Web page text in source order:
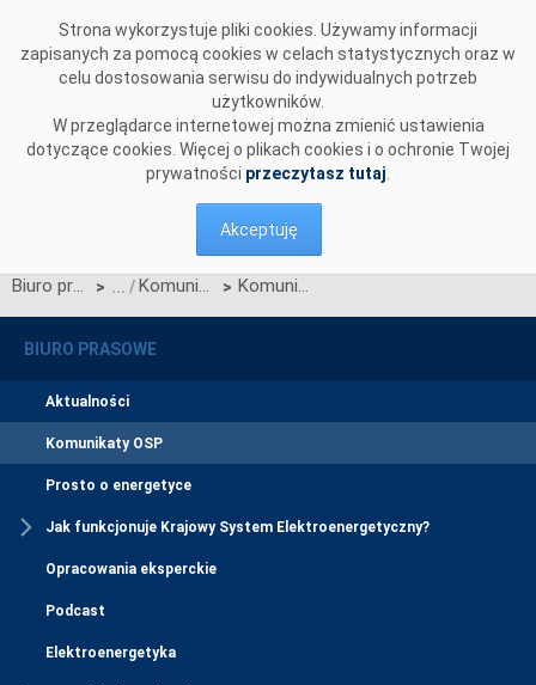
Strona wykorzystuje pliki cookies. Używamy informacji
zapisanych za pomocą cookies w celach statystycznych oraz w
celu dostosowania serwisu do indywidualnych potrzeb
użytkowników.
W przeglądarce internetowej można zmienić ustawienia
dotyczące cookies. Więcej o plikach cookies i o ochronie Twojej
prywatności przeczytasz tutaj
Akceptuję
Biuro prasowe > Komunikaty OSP > Komunikat dotyczący redysponowania nierynkowego instalacji FW w dniach 30-31 marca 2024 roku oraz 1 kwietnia 2024 roku
BIURO PRASOWE
Aktualności
Komunikaty OSP
Prosto o energetyce
Jak funkcjonuje Krajowy System Elektroenergetyczny?
Opracowania eksperckie
Podcast
Elektroenergetyka